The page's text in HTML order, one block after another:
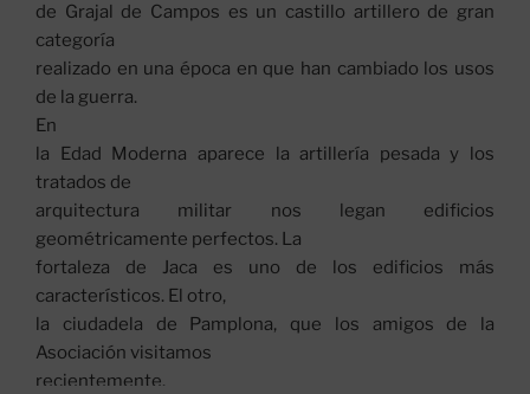
de Grajal de Campos es un castillo artillero de gran
categoría
realizado en una época en que han cambiado los usos
de la guerra.
En
la Edad Moderna aparece la artillería pesada y los
tratados de
arquitectura militar nos legan edificios
geométricamente perfectos. La
fortaleza de Jaca es uno de los edificios más
característicos. El otro,
la ciudadela de Pamplona, que los amigos de la
Asociación visitamos
recientemente.